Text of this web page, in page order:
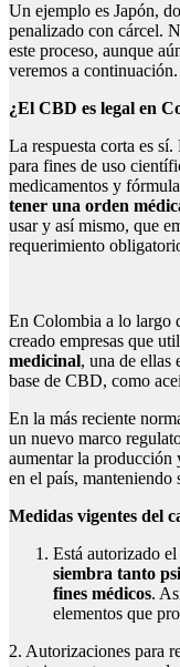
Un ejemplo es Japón,
penalizado con cárcel.
este proceso, aunque
veremos a continuación.
¿El CBD es legal en
La respuesta corta es
para fines de uso
medicamentos y
tener una orden
usar y así mismo, que
requerimiento
En Colombia a lo largo
creado empresas que
medicinal, una de ellas
base de CBD, como
En la más reciente
un nuevo marco
aumentar la producción
en el país, manteniendo
Medidas vigentes del
Está autorizado el
siembra tanto
fines médicos.
elementos que
2. Autorizaciones para